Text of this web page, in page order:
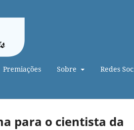
Premiações Sobre Redes
para o cientista da